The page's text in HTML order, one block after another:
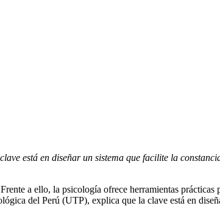
está en diseñar un sistema que facilite la
a ello, la psicología ofrece herramientas prácticas
del Perú (UTP), explica que la clave está en